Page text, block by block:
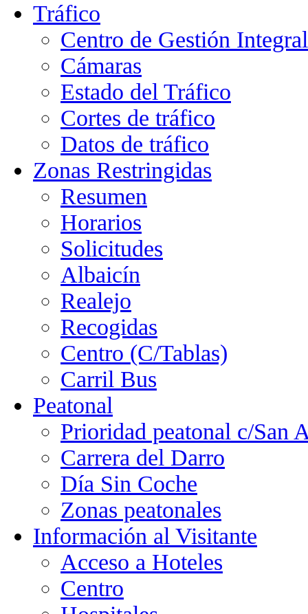
Tráfico
Centro de Gestión
Cámaras
Estado del Tráfico
Cortes de tráfico
Datos de tráfico
Zonas Restringidas
Resumen
Horarios
Solicitudes
Albaicín
Realejo
Recogidas
Centro (C/Tablas)
Carril Bus
Peatonal
Prioridad peatonal c/San
Carrera del Darro
Día Sin Coche
Zonas peatonales
Información al Visitante
Acceso a Hoteles
Centro